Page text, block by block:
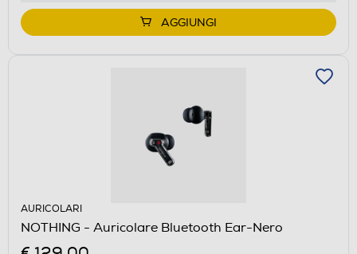
AGGIUNGI
AURICOLARI
NOTHING - Auricolare Bluetooth Ear-Nero